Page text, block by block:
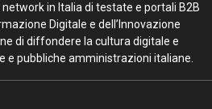
network in Italia di testate e portali B2B
Digitale e dell’Innovazione
di diffondere la cultura digitale e
e pubbliche amministrazioni italiane.